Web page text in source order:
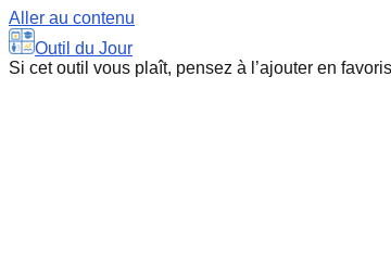
Aller au contenu
Outil du Jour
Si cet outil vous plaît, pensez à l’ajouter en favoris